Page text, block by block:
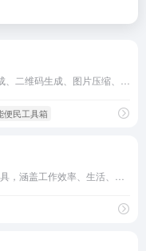
便民工具箱